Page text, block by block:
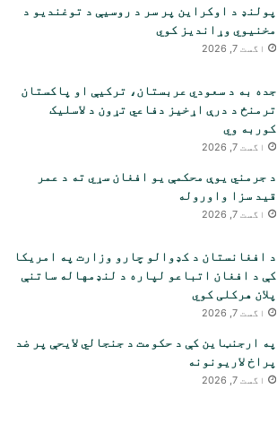
پولنډ د اوکراین پر سر د روسیې د توغندیو د
مخنیوي وړاندیز کوي
اگست 7, 2026
جده به د سعودي عربستان، ترکیې او پاکستان
ترمنځ د درې اړخیز دفاعي تړون د لاسلیک
کوربه وي
اگست 7, 2026
د جرمني یوې محکمې یو افغان سړي ته د عمر
قید سزا واوروله
اگست 7, 2026
د افغانستان د کډوالو چارو وزارت په امریکا
کې د افغان اتباعو لپاره د لنډمهاله ساتنې
پلان هرکلی کوي
اگست 7, 2026
په ارجنټاین کې د حکومت د جنجالي لایحې پر ضد
پراخ لاریونونه
اگست 7, 2026